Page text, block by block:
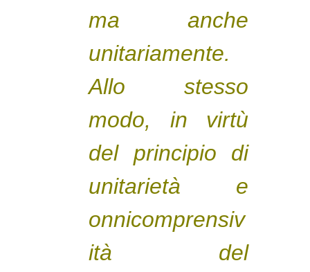
ma anche
unitariamente.
Allo stesso
modo, in virtù
del principio di
unitarietà e
onnicomprensiv
ità del